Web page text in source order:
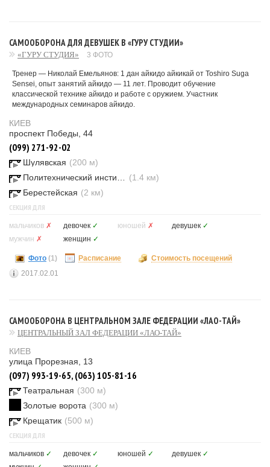
САМООБОРОНА ДЛЯ ДЕВУШЕК В «ГУРУ СТУДИИ»
«ГУРУ СТУДИЯ» 3 ФОТО
Тренер — Николай Емельянов: 1 дан айкидо айкикай от Toshiro Suga
Sensei, опыт занятий айкидо — 11 лет. Проводит обучение
классической технике айкидо и работе с оружием. Участник
международных семинаров айкидо.
КИЕВ
проспект Победы, 44
(099) 271-92-02
Шулявская (200 м)
(1.4 км)
Берестейская (2 км)
СЕКЦИЯ ДЛЯ
мальчиков ✗ девочек ✓ юношей ✗ девушек ✓
мужчин ✗ женщин ✓
Фото (1) Расписание
Стоимость посещений
2017.02.01
САМООБОРОНА В ЦЕНТРАЛЬНОМ ЗАЛЕ ФЕДЕРАЦИИ «ЛАО-ТАЙ»
ЦЕНТРАЛЬНЫЙ ЗАЛ ФЕДЕРАЦИИ «ЛАО-ТАЙ»
КИЕВ
улица Прорезная, 13
(097) 993-19-65, (063) 105-81-16
Театральная (300 м)
Золотые ворота (300 м)
Крещатик (500 м)
СЕКЦИЯ ДЛЯ
мальчиков ✓ девочек ✓ юношей ✓ девушек ✓